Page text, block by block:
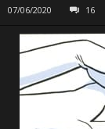
07/06/2020 16